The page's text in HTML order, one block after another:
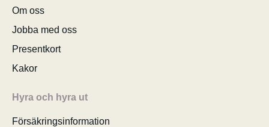
Om oss
Jobba med oss
Presentkort
Kakor
Hyra och hyra ut
Försäkringsinformation